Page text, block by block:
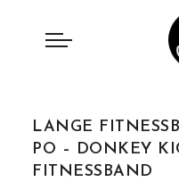
LANGE
PO – DONKEY
FITNESSBAND